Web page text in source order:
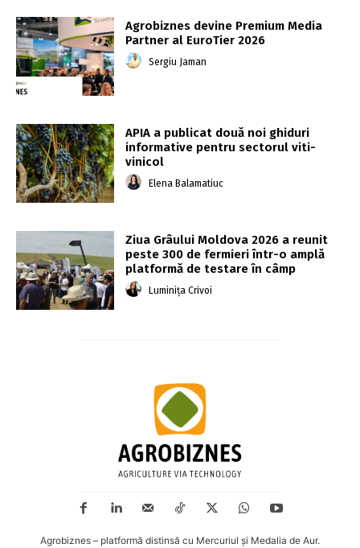
Agrobiznes devine Premium Media
Partner al EuroTier 2026
Sergiu Jaman
APIA a publicat două noi ghiduri
informative pentru sectorul viti-
vinicol
Elena Balamatiuc
Ziua Grâului Moldova 2026 a reunit
peste 300 de fermieri într-o amplă
platformă de testare în câmp
Luminița Crivoi
Agrobiznes – platformă distinsă cu Mercuriul și Medalia de Aur.